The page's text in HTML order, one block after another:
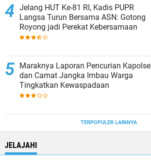
Jelang HUT Ke-81 RI, Kadis PUPR
Langsa Turun Bersama ASN: Gotong
Royong jadi Perekat Kebersamaan
Maraknya Laporan Pencurian
dan Camat Jangka Imbau Warga
Tingkatkan Kewaspadaan
TERPOPULER LAINNYA
JELAJAHI